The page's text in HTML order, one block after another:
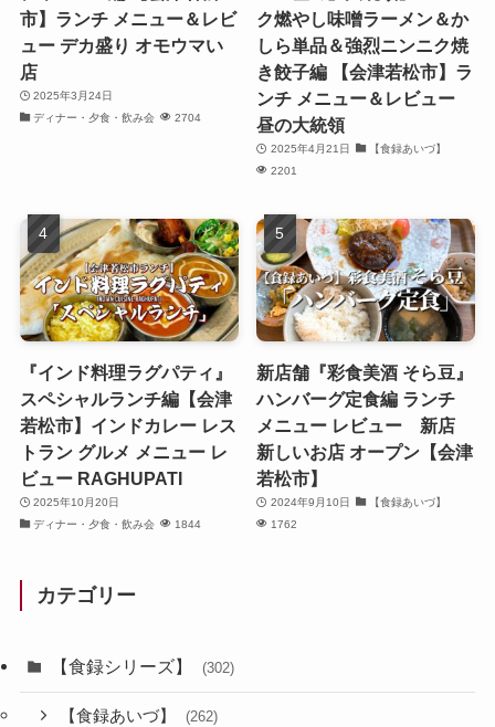
市】ランチ メニュー＆レビ
ュー デカ盛り オモウマい
店
2025年3月24日
ディナー・夕食・飲み会
2704
ク燃やし味噌ラーメン＆か
しら単品＆強烈ニンニク焼
き餃子編 【会津若松市】ラ
ンチ メニュー＆レビュー
昼の大統領
2025年4月21日
【食録あいづ】
2201
『インド料理ラグパティ』
スペシャルランチ編【会津
若松市】インドカレー レス
トラン グルメ メニュー レ
ビュー RAGHUPATI
2025年10月20日
ディナー・夕食・飲み会
1844
新店舗『彩食美酒 そら豆』
ハンバーグ定食編 ランチ
メニュー レビュー 新店
新しいお店 オープン【会津
若松市】
2024年9月10日
【食録あいづ】
1762
カテゴリー
【食録シリーズ】 (302)
【食録あいづ】 (262)